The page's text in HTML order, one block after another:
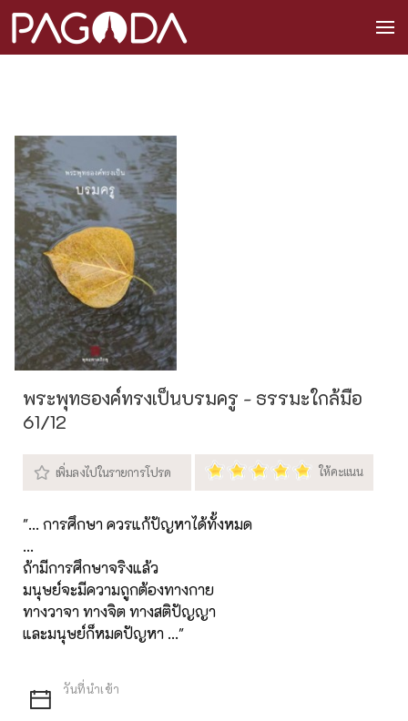
พระพุทธองค์ทรงเป็นบรมครู - ธรรมะใกล้มือ
61/12
"... การศึกษา ควรแก้ปัญหาได้ทั้งหมด
...
ถ้ามีการศึกษาจริงแล้ว
มนุษย์จะมีความถูกต้องทางกาย
ทางวาจา ทางจิต ทางสติปัญญา
และมนุษย์ก็หมดปัญหา ..."